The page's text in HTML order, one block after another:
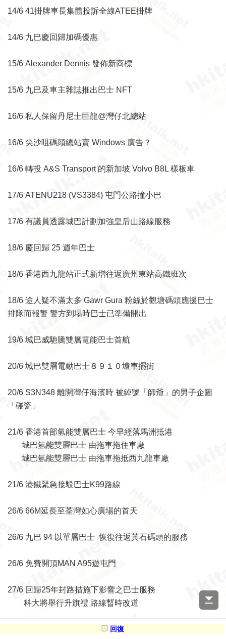
14/6 41掛牌車長集體投訴全線ATEE掛牌
14/6 九巴慶回歸加碼優惠
15/6 Alexander Dennis 發佈新商標
15/6 九巴及車主雜誌推出巴士 NFT
16/6 私人保留丹尼士巨龍@灣仔北總站
16/6 尖沙咀碼頭總站賣 Windows 廣告？
16/6 轉投 A&S Transport 的新加坡 Volvo B8L 樣板車
17/6 ATENU218 (VS3384) 屯門公路撞小巴
17/6 有議員透露城巴計劃加強皇后山路線服務
18/6 慶回歸 25 週年巴士
18/6 香港西九龍站正式新增往返廣州東站高鐵班次
18/6 途人疑不滿太多 Gawr Gura 粉絲於觀塘碼頭應援巴士
排隊而報警 警方到場時巴士已準備開出
19/6 城巴威馳騰雙層電能巴士首航
20/6 城巴雙層電動巴士８９１０壞車擺街
20/6 S3N348 離開灣仔海濱時 被綽號「師爺」的男子企圖
「碰瓷」
21/6 香港首部氫能雙層巴士 今早經落馬洲抵港
城巴氫能雙層巴士 由拖車拖住車廠
城巴氫能雙層巴士 由拖車拖抵西九龍車廠
21/6 港鐵緊急接駁巴士K99路線
26/6 66M延長至荃灣如心廣場的首天
26/6 九巴 94 以單層巴士 恢復往返黃石碼頭的服務
26/6 免費開頂MAN A95遊屯門
27/6 回歸25年封路措施下影響之巴士服務
科大將舉行升旗禮 路線暫時改道
27/6 被有蓋帳篷覆蓋的城巴氫能雙層巴士
回復